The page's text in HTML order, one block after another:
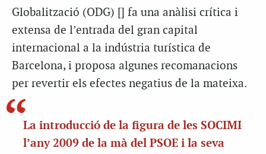
Globalització (ODG) [] fa una anàlisi crítica i
extensa de l’entrada del gran capital
internacional a la indústria turística de
Barcelona, i proposa algunes recomanacions
per revertir els efectes negatius de la mateixa.
La introducció de la figura de les SOCIMI
l’any 2009 de la mà del PSOE i la seva